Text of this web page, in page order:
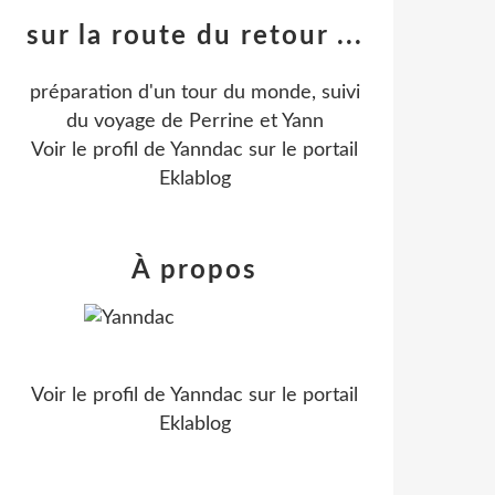
sur la route du retour ...
préparation d'un tour du monde, suivi
du voyage de Perrine et Yann
Voir le profil de Yanndac sur le portail
Eklablog
À propos
Voir le profil de Yanndac sur le portail
Eklablog